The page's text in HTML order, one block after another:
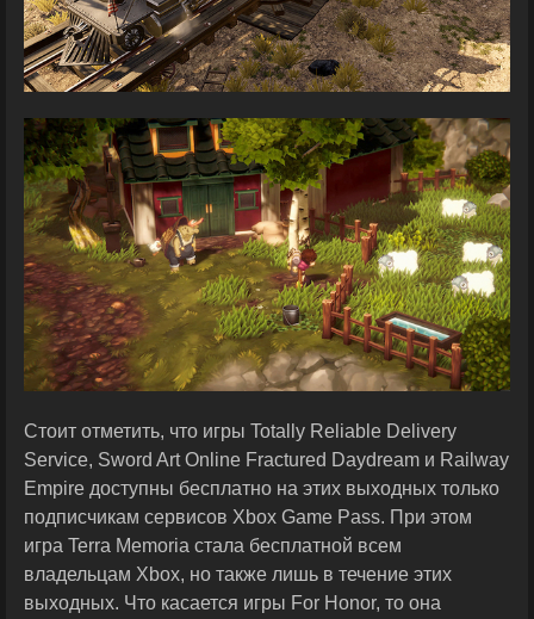
Стоит отметить, что игры Totally Reliable Delivery
Service, Sword Art Online Fractured Daydream и Railway
Empire доступны бесплатно на этих выходных только
подписчикам сервисов Xbox Game Pass. При этом
игра Terra Memoria стала бесплатной всем
владельцам Xbox, но также лишь в течение этих
выходных. Что касается игры For Honor, то она